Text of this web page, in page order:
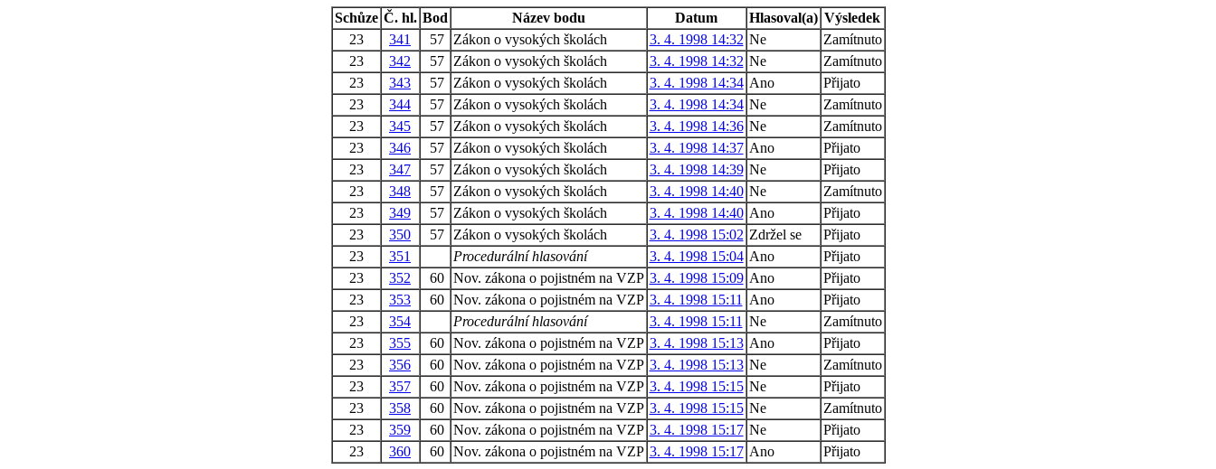
Schůze Č. hl. Bod Název bodu Datum Hlasoval(a) Výsledek
23
341 57 Zákon o vysokých školách 3. 4. 1998 14:32 Ne
Zamítnuto
23
342 57 Zákon o vysokých školách 3. 4. 1998 14:32 Ne
Zamítnuto
23
343 57 Zákon o vysokých školách 3. 4. 1998 14:34 Ano
Přijato
23
344 57 Zákon o vysokých školách 3. 4. 1998 14:34 Ne
Zamítnuto
23
345 57 Zákon o vysokých školách 3. 4. 1998 14:36 Ne
Zamítnuto
23
346 57 Zákon o vysokých školách 3. 4. 1998 14:37 Ano
Přijato
23
347 57 Zákon o vysokých školách 3. 4. 1998 14:39 Ne
Přijato
23
348 57 Zákon o vysokých školách 3. 4. 1998 14:40 Ne
Zamítnuto
23
349 57 Zákon o vysokých školách 3. 4. 1998 14:40 Ano
Přijato
23
350 57 Zákon o vysokých školách 3. 4. 1998 15:02 Zdržel se
Přijato
23
351 Procedurální hlasování 3. 4. 1998 15:04 Ano
Přijato
23
352 60 Nov. zákona o pojistném na VZP 3. 4. 1998 15:09 Ano
Přijato
23
353 60 Nov. zákona o pojistném na VZP 3. 4. 1998 15:11 Ano
Přijato
23
354 Procedurální hlasování 3. 4. 1998 15:11 Ne
Zamítnuto
23
355 60 Nov. zákona o pojistném na VZP 3. 4. 1998 15:13 Ano
Přijato
23
356 60 Nov. zákona o pojistném na VZP 3. 4. 1998 15:13 Ne
Zamítnuto
23
357 60 Nov. zákona o pojistném na VZP 3. 4. 1998 15:15 Ne
Přijato
23
358 60 Nov. zákona o pojistném na VZP 3. 4. 1998 15:15 Ne
Zamítnuto
23
359 60 Nov. zákona o pojistném na VZP 3. 4. 1998 15:17 Ne
Přijato
23
360 60 Nov. zákona o pojistném na VZP 3. 4. 1998 15:17 Ano Přijato